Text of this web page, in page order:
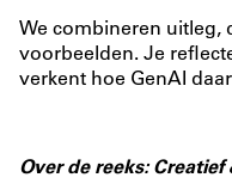
We combineren uitleg,
voorbeelden. Je
verkent hoe GenAI
Over de reeks: Creatief